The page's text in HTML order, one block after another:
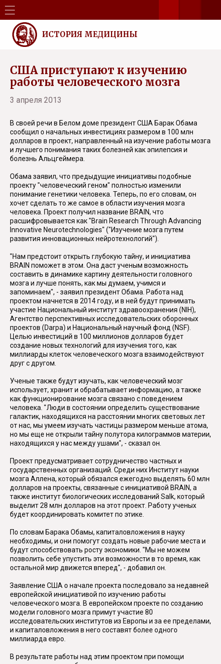
ИСТОРИЯ МЕДИЦИНЫ
США приступают к изучению
работы человеческого мозга
3 апреля 2013
В своей речи в Белом доме президент США Барак Обама
сообщил о начальных инвестициях размером в 100 млн
долларов в проект, направленный на изучение работы мозга
и лучшего понимания таких болезней как эпилепсия и
болезнь Альцгеймера.
Обама заявил, что предыдущие инициативы подобные
проекту "человеческий геном" полностью изменили
понимание генетики человека. Теперь, по его словам, он
хочет сделать то же самое в области изучения мозга
человека. Проект получил название BRAIN, что
расшифровывается как "Brain Research Through Advancing
Innovative Neurotechnologiеs" ("Изучение мозга путем
развития инновационных нейротехнологий").
"Нам предстоит открыть глубокую тайну, и инициатива
BRAIN поможет в этом. Она даст ученым возможность
составить в динамике картину деятельности головного
мозга и лучше понять, как мы думаем, учимся и
запоминаем", - заявил президент Обама. Работа над
проектом начнется в 2014 году, и в ней будут принимать
участие Национальный институт здравоохранения (NIH),
Агентство перспективных исследовательских оборонных
проектов (Darpa) и Национальный научный фонд (NSF).
Целью инвестиций в 100 миллионов долларов будет
создание новых технологий для изучения того, как
миллиарды клеток человеческого мозга взаимодействуют
друг с другом.
Ученые также будут изучать, как человеческий мозг
использует, хранит и обрабатывает информацию, а также
как функционирование мозга связано с поведением
человека. "Люди в состоянии определить существование
галактик, находящихся на расстоянии многих световых лет
от нас, мы умеем изучать частицы размером меньше атома,
но мы еще не открыли тайну полутора килограммов материи,
находящихся у нас между ушами", - сказал он.
Проект предусматривает сотрудничество частных и
государственных организаций. Среди них Институт науки
мозга Аллена, который обязался ежегодно выделять 60 млн
долларов на проекты, связанные с инициативой BRAIN, а
также институт биологических исследований Salk, который
выделит 28 млн долларов на этот проект. Работу ученых
будет координировать комитет по этике.
По словам Барака Обамы, капиталовложения в науку
необходимы, и они помогут создать новые рабочие места и
будут способствовать росту экономики. "Мы не можем
позволить себе упустить эти возможности в то время, как
остальной мир движется вперед", - добавил он.
Заявление США о начале проекта последовало за недавней
европейской инициативой по изучению работы
человеческого мозга. В европейском проекте по созданию
модели головного мозга примут участие 80
исследовательских институтов из Европы и за ее пределами,
и капиталовложения в него составят более одного
миллиарда евро.
В результате работы над этим проектом при помощи